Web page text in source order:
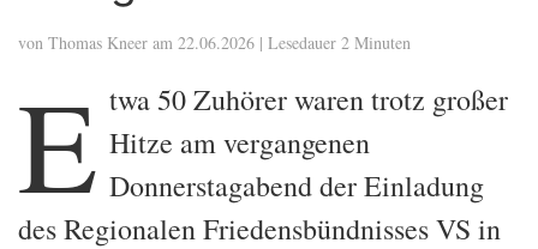
von Thomas Kneer am 22.06.2026 | Lesedauer 2 Minuten
E twa 50 Zuhörer waren trotz großer
Hitze am vergangenen
Donnerstagabend der Einladung
des Regionalen Friedensbündnisses VS in